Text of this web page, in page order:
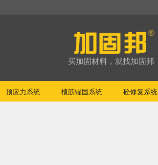
买加固材料，就找加固邦
预应力系统 植筋锚固系统 砼修复系统